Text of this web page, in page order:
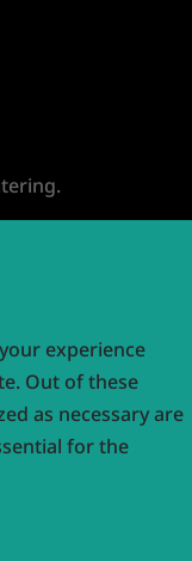
experience
Out of these
as necessary are
for the